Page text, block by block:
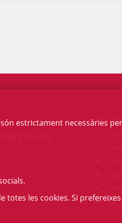
GAJ
són estrictament necessàries
totes les cookies. Si